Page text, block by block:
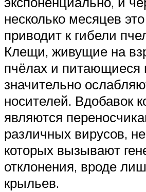
несколько месяцев
приводит к гибели
Клещи, живущие на
пчёлах и питающиеся
значительно
носителей. Вдобавок
являются
различных вирусов,
которых вызывают
отклонения, вроде
крыльев.